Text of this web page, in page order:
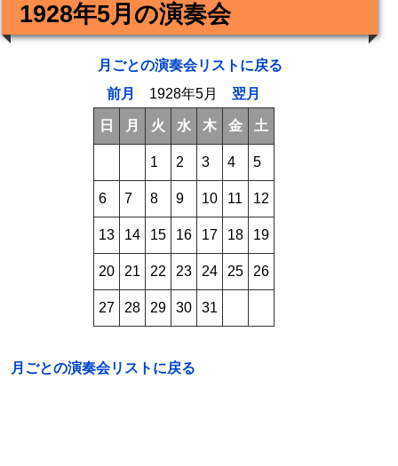
1928年5月の演奏会
月ごとの演奏会リストに戻る
前月
1928年5月翌月
日 月 火 水 木 金 土
1 2 3 4 5
6 7 8 9 10 11 12
13 14 15 16 17 18 19
20 21 22 23 24 25 26
27 28 29 30 31
月ごとの演奏会リストに戻る